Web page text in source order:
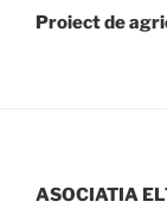
Post
Proiect de
ASOCIATIA